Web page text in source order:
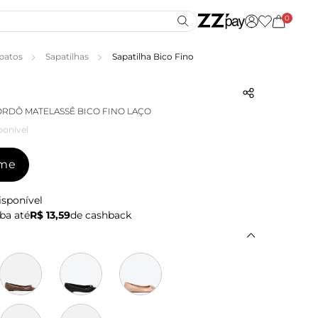
0
Sapatilhas Sapatilha Bico Fino
MATELASSÊ BICO FINO LAÇO
atéR$ 13,59de cashback